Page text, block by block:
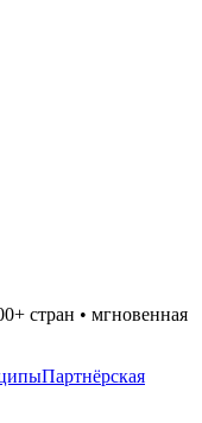
стран • мгновенная
Партнёрская